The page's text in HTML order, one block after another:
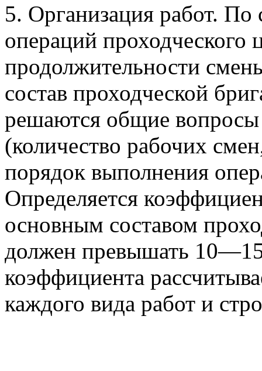
5. Организация работ.
операций проходческого
продолжительности
состав проходческой
решаются общие вопросы
(количество рабочих
порядок выполнения
Определяется
основным составом
должен превышать
коэффициента
каждого вида работ и